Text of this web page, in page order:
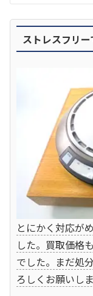
ストレスフリー
とにかく対応が
した。買取価格
でした。まだ処
ろしくお願いし